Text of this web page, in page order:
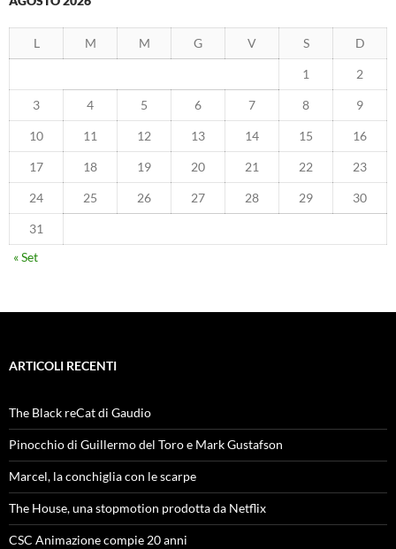
L M M G V S D
1 2
3 4 5 6 7 8 9
10 11 12 13 14 15 16
17 18 19 20 21 22 23
24 25 26 27 28 29 30
31
« Set
ARTICOLI RECENTI
The Black reCat di Gaudio
Pinocchio di Guillermo del Toro e Mark Gustafson
Marcel, la conchiglia con le scarpe
The House, una stopmotion prodotta da Netflix
CSC Animazione compie 20 anni